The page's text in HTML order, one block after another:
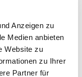
Anzeigen zu
Medien anbieten
Website zu
zu Ihrer
Partner für